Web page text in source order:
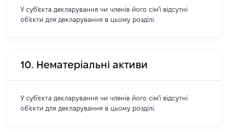
У суб'єкта декларування чи членів його сім'ї відсутні
об'єкти для декларування в цьому розділі.
10. Нематеріальні активи
У суб'єкта декларування чи членів його сім'ї відсутні
об'єкти для декларування в цьому розділі.